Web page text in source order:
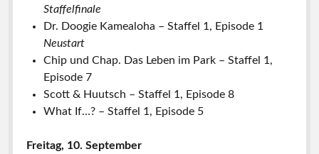
Staffelfinale
Dr. Doogie Kamealoha – Staffel 1, Episode 1
Neustart
Chip und Chap. Das Leben im Park – Staffel 1,
Episode 7
Scott & Huutsch – Staffel 1, Episode 8
What If…? – Staffel 1, Episode 5
Freitag, 10. September